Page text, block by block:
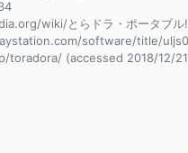
wiki/とらドラ・ポータブ
software/title/
toradora/ (accessed 2018/12/